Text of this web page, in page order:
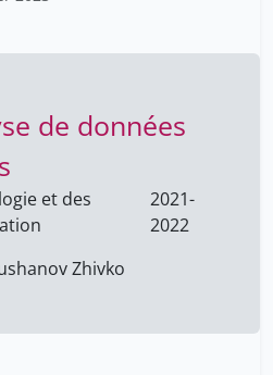
5
18
Adelina 1
de données
et des
2021-
2022
Zhivko